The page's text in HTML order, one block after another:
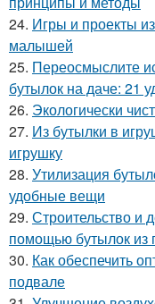
24. Игры и проекты
малышей
25. Переосмыслите
бутылок на даче: 21
26. Экологически
27. Из бутылки в
игрушку
28. Утилизация
удобные вещи
29. Строительство и
помощью бутылок из
30. Как обеспечить
подвале